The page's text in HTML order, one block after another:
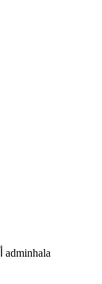
adminhala